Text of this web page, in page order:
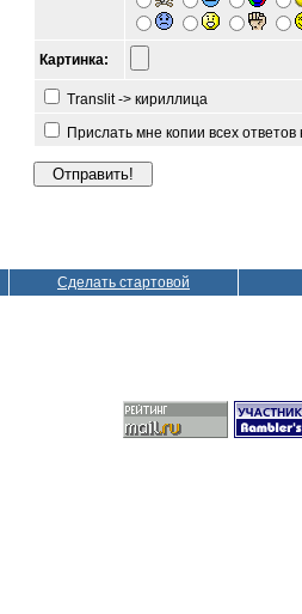
Картинка:
Translit -> кириллица
Прислать мне копии всех
Сделать стартовой